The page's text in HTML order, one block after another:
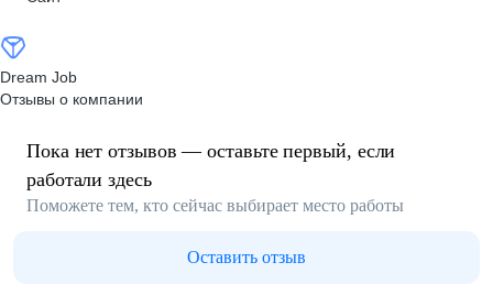
Dream Job
Отзывы о компании
Пока нет отзывов — оставьте первый, если
работали здесь
Поможете тем, кто сейчас выбирает место работы
Оставить отзыв